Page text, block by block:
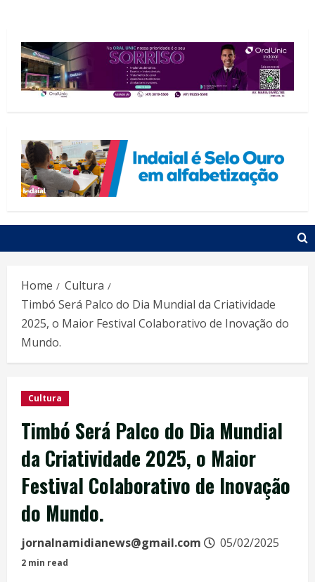
Home
Cultura
Timbó Será Palco do Dia Mundial da Criatividade
2025, o Maior Festival Colaborativo de Inovação do
Mundo.
Cultura
Timbó Será Palco do Dia Mundial
da Criatividade 2025, o Maior
Festival Colaborativo de Inovação
do Mundo.
jornalnamidianews@gmail.com 05/02/2025
2 min read